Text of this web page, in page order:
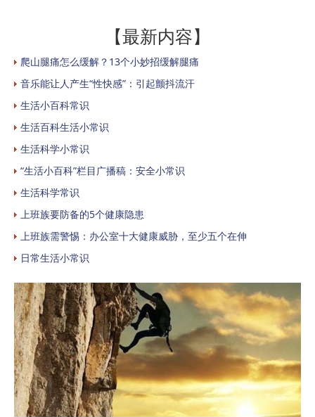
【最新内容】
爬山腿痛怎么缓解？13个小妙招缓解腿痛
音乐能让人产生“性快感”：引起颤抖流汗
生活小百科常识
生活百科生活小常识
生活科学小常识
“生活小百科”栏目广播稿：安全小常识
生活科学常识
上班族要防备的5个健康隐患
上班族需警惕：办公室十大健康威胁，至少五个在伸
日常生活小常识